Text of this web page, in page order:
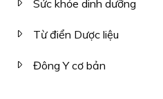
Sức khỏe dinh dưỡng
Từ điển Dược liệu
Đông Y cơ bản